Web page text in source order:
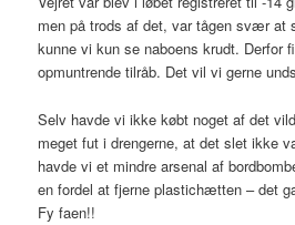
men på trods af det, var tågen svær at
kunne vi kun se naboens krudt. Derfor
opmuntrende tilråb. Det vil vi gerne
Selv havde vi ikke købt noget af det
meget fut i drengerne, at det slet ikke
havde vi et mindre arsenal af
en fordel at fjerne plastichætten – det
Fy faen!!